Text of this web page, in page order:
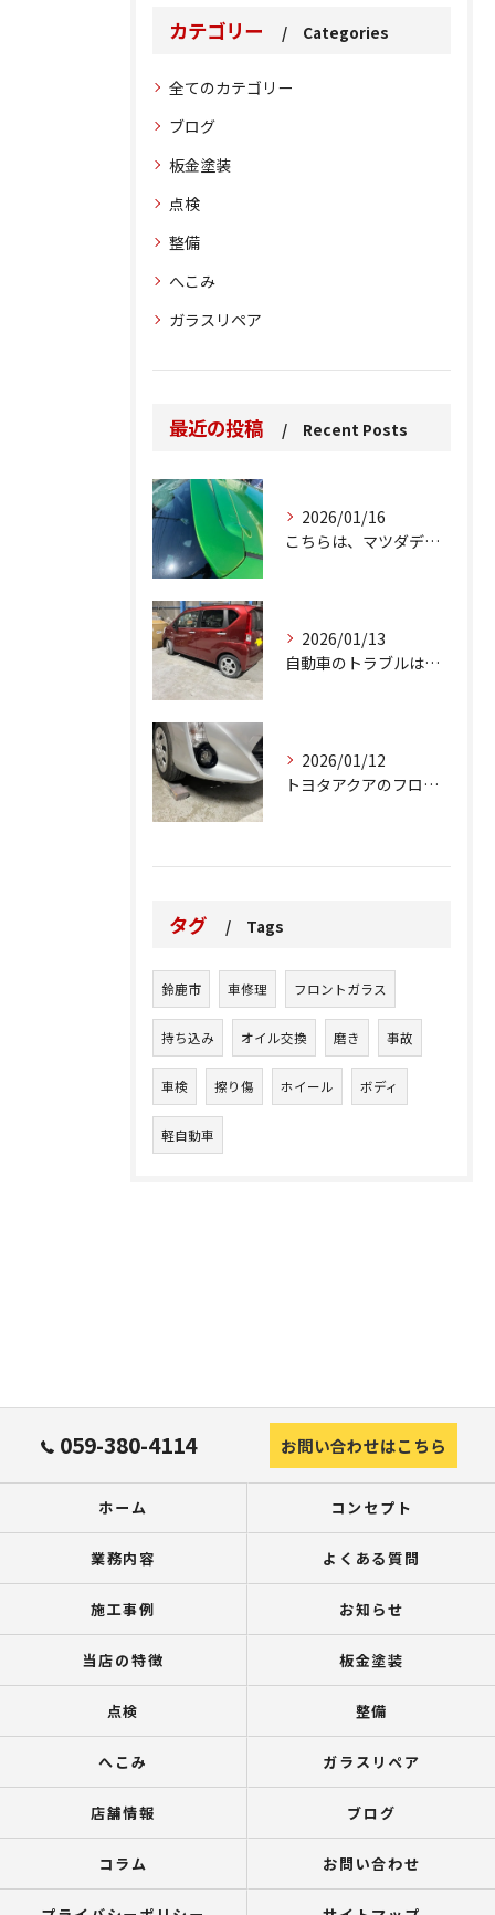
カテゴリー Categories
全てのカテゴリー
ブログ
板金塗装
点検
整備
へこみ
ガラスリペア
最近の投稿 Recent Posts
2026/01/16
こちらは、マツダデミオのゲートのルーフスポイラーで、経年劣化...
2026/01/13
自動車のトラブルは、日常生活において避けられない出来事の一つ...
2026/01/12
トヨタアクアのフロントバンパーの右下側を縁石にぶつけてできた...
タグ Tags
鈴鹿市 車修理 フロントガラス
持ち込み オイル交換 磨き 事故
車検 擦り傷 ホイール ボディ
軽自動車
059-380-4114 お問い合わせはこちら
ホーム コンセプト
業務内容 よくある質問
施工事例 お知らせ
当店の特徴 板金塗装
点検 整備
へこみ ガラスリペア
店舗情報 ブログ
コラム お問い合わせ